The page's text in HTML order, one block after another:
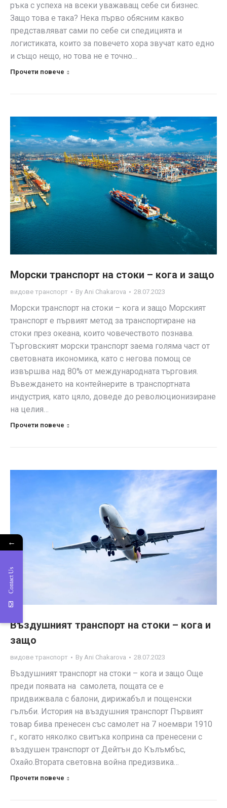
ръка с успеха на всеки уважаващ себе си бизнес.
Защо това е така? Нека първо обясним какво
представляват сами по себе си спедицията и
логистиката, които за повечето хора звучат като едно
и също нещо, но това не е точно…
Прочети повече
Морски транспорт на стоки – кога и защо
видове транспорт By Ani Chakarova 28.07.2023
Морски транспорт на стоки – кога и защо Морският
транспорт е първият метод за транспортиране на
стоки през океана, които човечеството познава.
Търговският морски транспорт заема голяма част от
световната икономика, като с негова помощ се
извършва над 80% от международната търговия.
Въвеждането на контейнерите в транспортната
индустрия, като цяло, доведе до революционизиране
на целия…
Прочети повече
Въздушният транспорт на стоки – кога и
защо
видове транспорт By Ani Chakarova 28.07.2023
Въздушният транспорт на стоки – кога и защо Още
преди появата на самолета, пощата се е
придвижвала с балони, дирижабъл и пощенски
гълъби. История на въздушния транспорт Първият
товар бива пренесен със самолет на 7 ноември 1910
г., когато няколко свитъка коприна са пренесени с
въздушен транспорт от Дейтън до Кълъмбъс,
Охайо.Втората световна война предизвика…
Прочети повече
←
Contact Us